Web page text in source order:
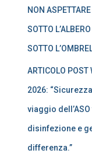
NON
SOTTO
SOTTO
ARTICOLO POST
2026:
viaggio
disinfezione e
differenza.”